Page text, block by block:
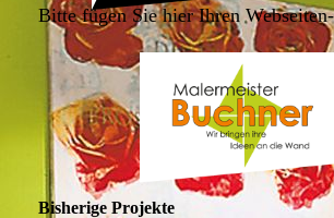
Bitte fügen Sie hier Ihren
Bisherige Projekte